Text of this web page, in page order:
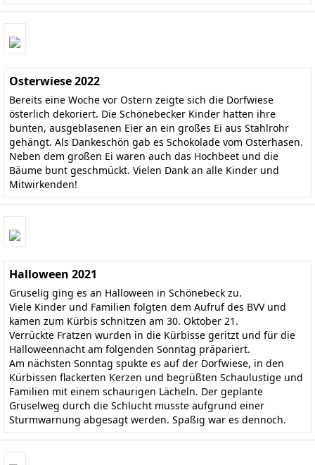
Osterwiese 2022
Bereits eine Woche vor Ostern zeigte sich die Dorfwiese
österlich dekoriert. Die Schönebecker Kinder hatten ihre
bunten, ausgeblasenen Eier an ein großes Ei aus Stahlrohr
gehängt. Als Dankeschön gab es Schokolade vom Osterhasen.
Neben dem großen Ei waren auch das Hochbeet und die
Bäume bunt geschmückt. Vielen Dank an alle Kinder und
Mitwirkenden!
Halloween 2021
Gruselig ging es an Halloween in Schönebeck zu.
Viele Kinder und Familien folgten dem Aufruf des BVV und
kamen zum Kürbis schnitzen am 30. Oktober 21.
Verrückte Fratzen wurden in die Kürbisse geritzt und für die
Halloweennacht am folgenden Sonntag präpariert.
Am nächsten Sonntag spukte es auf der Dorfwiese, in den
Kürbissen flackerten Kerzen und begrüßten Schaulustige und
Familien mit einem schaurigen Lächeln. Der geplante
Gruselweg durch die Schlucht musste aufgrund einer
Sturmwarnung abgesagt werden. Spaßig war es dennoch.